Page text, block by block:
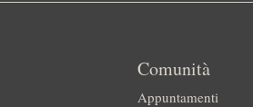
Comunità
Appuntamenti